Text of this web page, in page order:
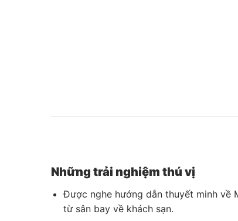
Những trải nghiệm thú vị
Được nghe hướng dẫn thuyết minh về
từ sân bay về khách sạn.